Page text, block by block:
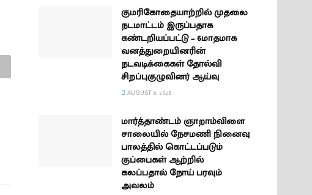
குமரிகோதையாற்றில் முதலை
நடமாட்டம் இருப்பதாக
கண்டறியப்பட்டு – 6மாதமாக
வனத்துறையினரின்
நடவடிக்கைகள் தோல்வி
சிறப்புகுழுவினர் ஆய்வு
AUGUST 6, 2026
மார்த்தாண்டம் ஞாறாம்விளை
சாலையில் நேசமணி நினைவு
பாலத்தில் கொட்டப்படும்
குப்பைகள் ஆற்றில்
கலப்பதால் நோய் பரவும்
அவலம்